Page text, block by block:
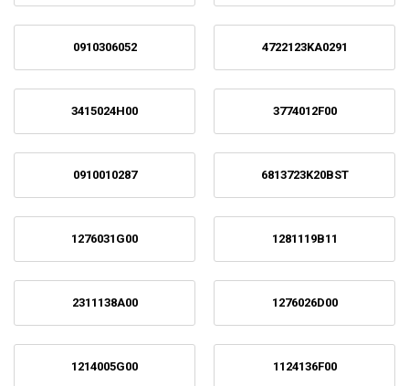
0910306052 4722123KA0291
3415024H00 3774012F00
0910010287 6813723K20BST
1276031G00 1281119B11
2311138A00 1276026D00
1214005G00 1124136F00